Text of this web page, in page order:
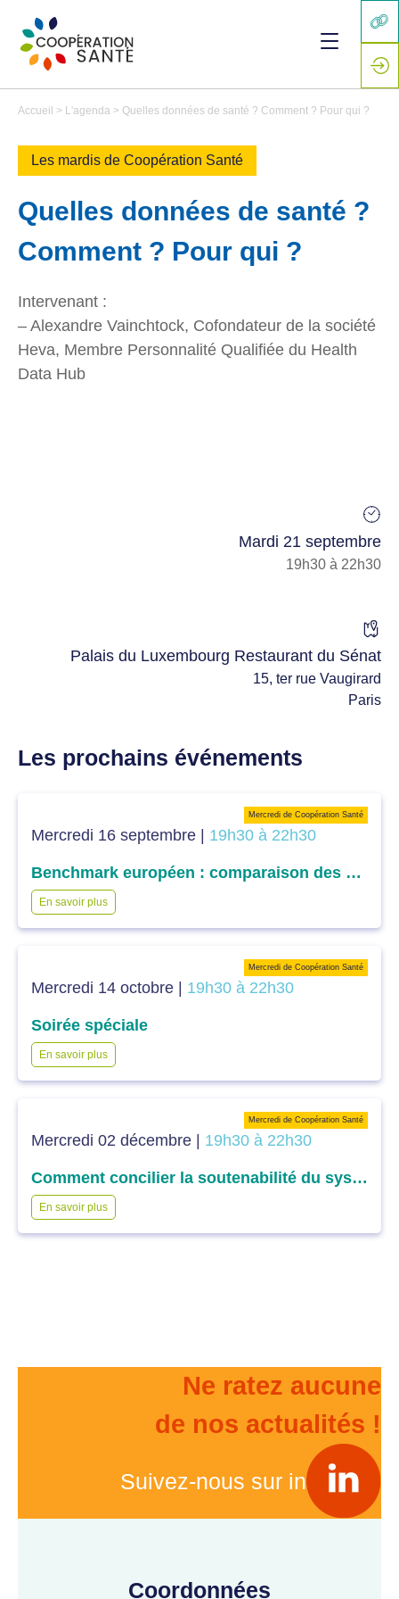
Accueil > L'agenda > Quelles données de santé ? Comment ? Pour qui ?
Les mardis de Coopération Santé
Quelles données de santé ?
Comment ? Pour qui ?
Intervenant :
– Alexandre Vainchtock, Cofondateur de la société
Heva, Membre Personnalité Qualifiée du Health
Data Hub
Mardi 21 septembre
19h30 à 22h30
Palais du Luxembourg Restaurant du Sénat
15, ter rue Vaugirard
Paris
Les prochains événements
Mercredi 16 septembre | 19h30 à 22h30
Mercredi de Coopération Santé
Benchmark européen : comparaison des différents systèmes de santé européens dans l’accès aux soins
En savoir plus
Mercredi 14 octobre | 19h30 à 22h30
Mercredi de Coopération Santé
Soirée spéciale
En savoir plus
Mercredi 02 décembre | 19h30 à 22h30
Mercredi de Coopération Santé
Comment concilier la soutenabilité du système et l’efficience des dépenses dans l’accès aux soins : la question du financement ?
En savoir plus
Ne ratez aucune
de nos actualités !
Suivez-nous sur in
Coordonnées